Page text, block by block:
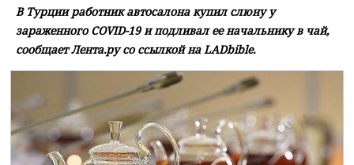
В Турции работник автосалона купил слюну у
зараженного COVID-19 и подливал ее начальнику в чай,
сообщает Лента.ру со ссылкой на LADbible.